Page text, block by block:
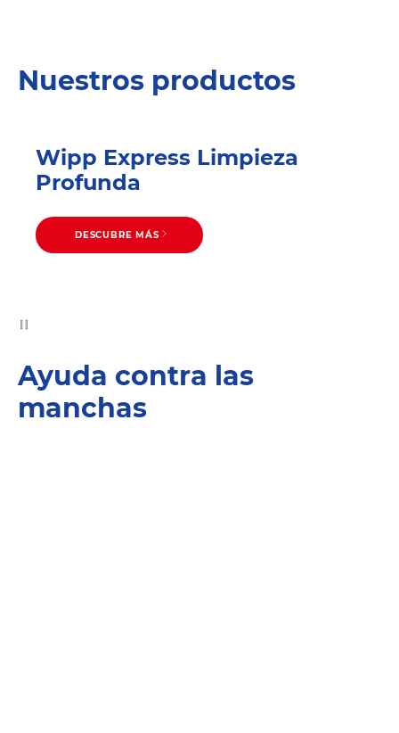
Nuestros productos
Wipp Express Limpieza
Profunda
DESCUBRE MÁS
Ayuda contra las
manchas